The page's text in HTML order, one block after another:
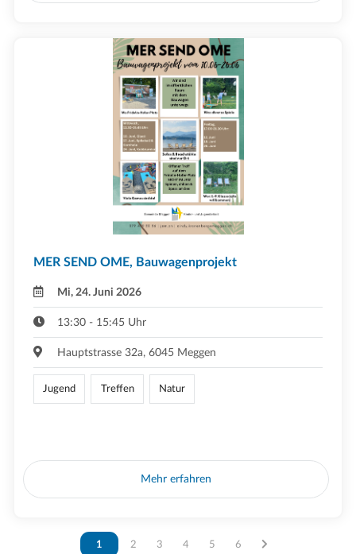
MER SEND OME, Bauwagenprojekt
Mi, 24. Juni 2026
13:30 - 15:45 Uhr
Hauptstrasse 32a, 6045 Meggen
Jugend Treffen Natur
Mehr erfahren
Vous êtes sur la page
1 Vous êtes sur la page
2 Vous êtes sur la page
3 Vous êtes sur la page
4 Vous êtes sur la page
5 Vous êtes sur la page
6